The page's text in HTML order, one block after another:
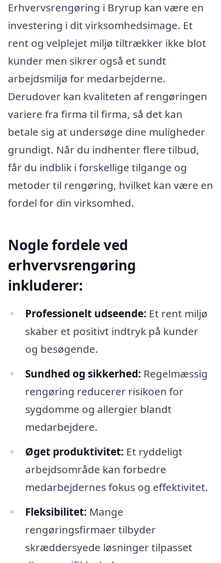
Erhvervsrengøring i Bryrup kan være en
investering i dit virksomhedsimage. Et
rent og velplejet miljø tiltrækker ikke blot
kunder men sikrer også et sundt
arbejdsmiljø for medarbejderne.
Derudover kan kvaliteten af rengøringen
variere fra firma til firma, så det kan
betale sig at undersøge dine muligheder
grundigt. Når du indhenter flere tilbud,
får du indblik i forskellige tilgange og
metoder til rengøring, hvilket kan være en
fordel for din virksomhed.
Nogle fordele ved
erhvervsrengøring
inkluderer:
Professionelt udseende: Et rent miljø
skaber et positivt indtryk på kunder
og besøgende.
Sundhed og sikkerhed: Regelmæssig
rengøring reducerer risikoen for
sygdomme og allergier blandt
medarbejdere.
Øget produktivitet: Et ryddeligt
arbejdsområde kan forbedre
medarbejdernes fokus og effektivitet.
Fleksibilitet: Mange
rengøringsfirmaer tilbyder
skræddersyede løsninger tilpasset